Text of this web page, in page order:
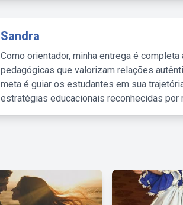
Sandra
Como orientador, minha entrega é
pedagógicas que valorizam relações
meta é guiar os estudantes em sua
estratégias educacionais reconhecidas